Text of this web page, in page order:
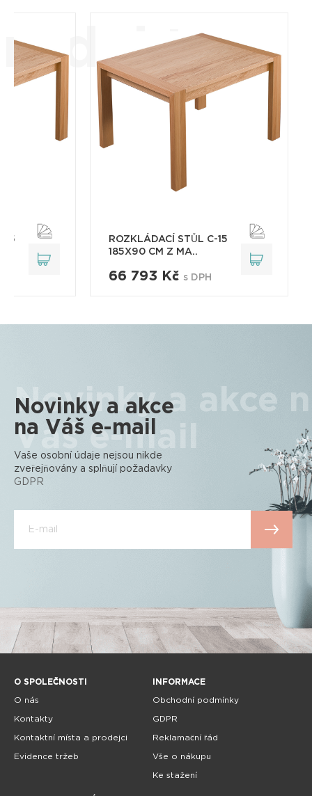
15
ROZKLÁDACÍ STŮL C-15
185X90 CM Z MA..
66 793 Kč s DPH
Novinky a akce
na Váš e-mail
Novinky a akce
Váš e-mail
Vaše osobní údaje nejsou nikde
zveřejňovány a splňují požadavky
GDPR
O SPOLEČNOSTI
O nás
Kontakty
Kontaktní místa a prodejci
Evidence tržeb
INFORMACE
Obchodní podmínky
GDPR
Reklamační řád
Vše o nákupu
Ke stažení